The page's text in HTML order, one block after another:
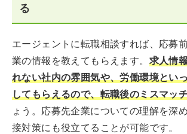
る
エージェントに転職相談すれば、応募
業の情報を教えてもらえます。 求人情
れない社内の雰囲気や、労働環境とい
してもらえるので、転職後のミスマッ
ょう。応募先企業についての理解を深
接対策にも役立てることが可能です。